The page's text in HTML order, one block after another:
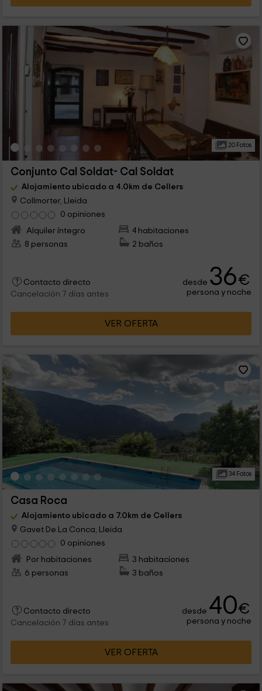
20 Fotos
Conjunto Cal Soldat- Cal Soldat
Alojamiento ubicado a 4.0km de Cellers
Collmorter, Lleida
0 opiniones
Alquiler íntegro
4 habitaciones
8 personas
2 baños
Contacto directo
Cancelación 7 días antes
desde 36€
persona y noche
VER OFERTA
34 Fotos
Casa Roca
Alojamiento ubicado a 7.0km de Cellers
Gavet De La Conca, Lleida
0 opiniones
Por habitaciones
3 habitaciones
6 personas
3 baños
Contacto directo
Cancelación 7 días antes
desde 40€
persona y noche
VER OFERTA